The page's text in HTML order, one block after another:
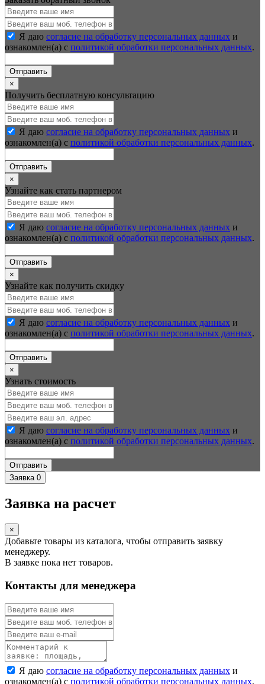
Я даю согласие на обработку персональных данных и
ознакомлен(а) с политикой обработки персональных данных.
Отправить
×
Получить бесплатную консультацию
Я даю согласие на обработку персональных данных и
ознакомлен(а) с политикой обработки персональных данных.
Отправить
×
Узнайте как стать партнером
Я даю согласие на обработку персональных данных и
ознакомлен(а) с политикой обработки персональных данных.
Отправить
×
Узнайте как получить скидку
Я даю согласие на обработку персональных данных и
ознакомлен(а) с политикой обработки персональных данных.
Отправить
×
Узнать стоимость
Я даю согласие на обработку персональных данных и
ознакомлен(а) с политикой обработки персональных данных.
Отправить
Заявка 0
Заявка на расчет
×
Добавьте товары из каталога, чтобы отправить заявку
менеджеру.
В заявке пока нет товаров.
Контакты для менеджера
Я даю согласие на обработку персональных данных и
ознакомлен(а) с политикой обработки персональных данных.